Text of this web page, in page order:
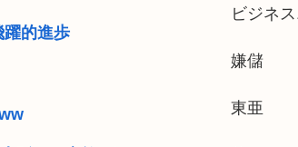
ゼンゼロのベーグル計画やってみたら面白す
ワイの上司がカラオケでT-BOLANばっかり
躍的進歩
ビジネ
嫌儲
東亜